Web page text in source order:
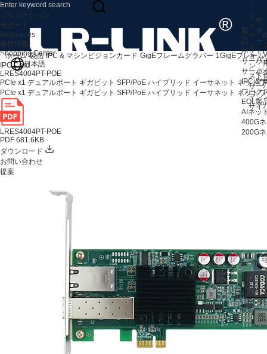
製
品
AIサー
サーバ
サーバ
IPC &
ワーク
EOL製
AIネッ
400G
200G
ソ
リ
ュ
ー
シ
ョ
ン
スト
サー
マシ
サイ
サ
ポ
ー
ト
サ
よ
ア
製品
ソリューション
サポート
Resources
会社情報
Shopping Center
日本語
ホーム 製品 IPC & マシンビジョンカード GigEフレームグラバー 1GigEフレーム
IPC Card
LRES4004PT-POE
PCIe x1 デュアルポート ギガビット SFP/PoE ハイブリッド イーサネット ネット
PCIe x1 デュアルポート ギガビット SFP/PoE ハイブリッド イーサネット ネット
LRES4004PT-POE
PDF 681.6KB
ダウンロード
お問い合わせ
提案